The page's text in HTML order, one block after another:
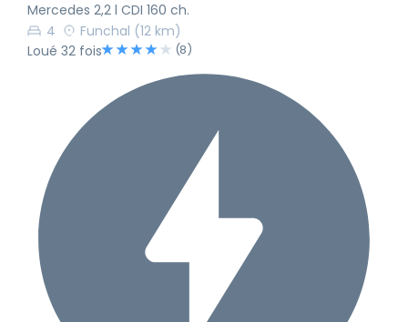
Mercedes 2,2 l CDI 160 ch.
4
Funchal (12 km)
Loué 32 fois
(8)